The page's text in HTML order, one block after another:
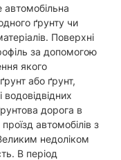
автомобільна
ґрунту чи
Поверхні
за допомогою
якого
або ґрунт,
дорога в
автомобілів з
недоліком
В період